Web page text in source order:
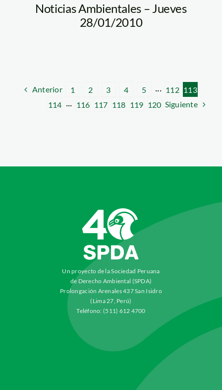
Noticias Ambientales – Jueves
28/01/2010
Anterior 1 2 3 4 5 ··· 112 113
114 ··· 116 117 118 119 120 Siguiente
Un proyecto de la Sociedad Peruana
de Derecho Ambiental (SPDA)
Prolongación Arenales 437 San Isidro
(Lima 27, Perú)
Teléfono: (511) 612 4700